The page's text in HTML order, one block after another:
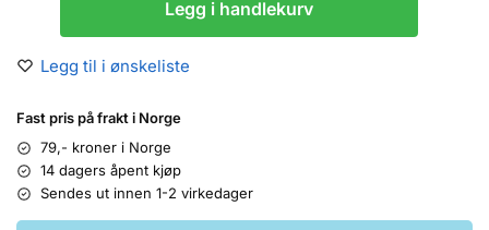
Legg i handlekurv
Legg til i ønskeliste
Fast pris på frakt i Norge
79,- kroner i Norge
14 dagers åpent kjøp
Sendes ut innen 1-2 virkedager